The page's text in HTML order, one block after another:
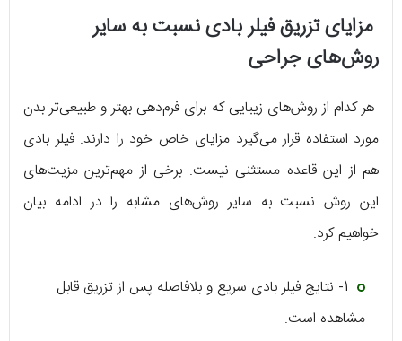
مزایای تزریق فیلر بادی نسبت به سایر
روش‌های جراحی
هر کدام از روش‌های زیبایی که برای فرم‌دهی بهتر و طبیعی‌تر بدن
مورد استفاده قرار می‌گیرد مزایای خاص خود را دارند. فیلر بادی
هم از این قاعده مستثنی نیست. برخی از مهم‌ترین مزیت‌های
این روش نسبت به سایر روش‌های مشابه را در ادامه بیان
خواهیم کرد.
1- نتایج فیلر بادی سریع و بلافاصله پس از تزریق قابل
مشاهده است.